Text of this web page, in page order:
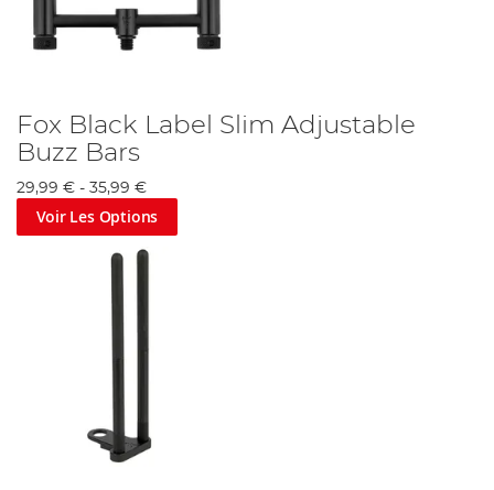
Fox Black Label Slim Adjustable
Buzz Bars
29,99 € - 35,99 €
Voir Les Options